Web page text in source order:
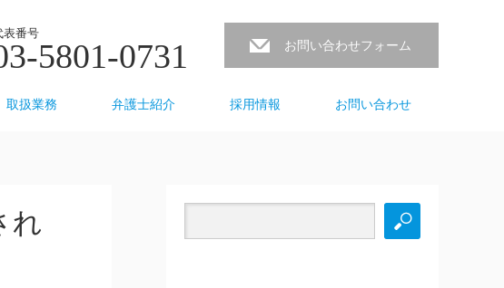
表番号
5801-0731 お問い合わせフォーム
取扱業務 弁護士紹介 採用情報 お問い合わせ
れ